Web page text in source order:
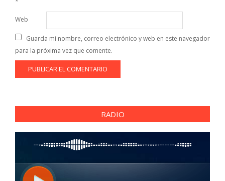
Web
Guarda mi nombre, correo electrónico y web en este navegador
para la próxima vez que comente.
RADIO